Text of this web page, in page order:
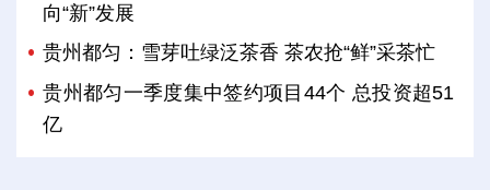
向“新”发展
贵州都匀：雪芽吐绿泛茶香 茶农抢“鲜”采茶忙
贵州都匀一季度集中签约项目44个 总投资超51
亿